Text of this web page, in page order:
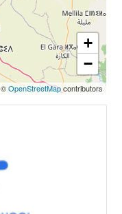
+
−
©OpenStreetMapcontributors